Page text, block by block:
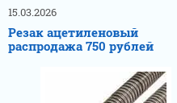
15.03.2026
Резак ацетиленовый
распродажа 750 рублей